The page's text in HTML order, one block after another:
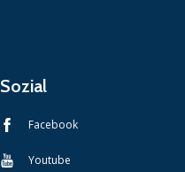
Sozial
Facebook
Youtube